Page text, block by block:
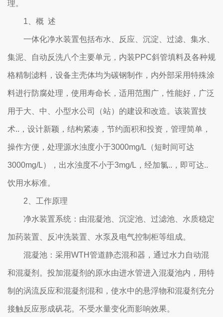
理。
1、概 述
一体化净水装置包括布水、反应、沉淀、过滤、集水、
集泥、自动反洗八个主要单元，内装PPC斜管填料及各种规
格精制滤料，设备主壳体均为碳钢制作，内外部采用特殊涂
料进行防腐处理，使用寿命长，适用范围广，性能好，广泛
用于大、中、小型水公司（站）的建设和改造。该装置技
术..，设计新颖，结构紧凑，节约面积和投资，管理简单，
操作方便，处理源水浊度小于3000mg/L（短时间可达
3000mg/L），出水浊度不小于3mg/L，经加氯..，即可达..
饮用水标准。
2、工作原理
净水装置系统：由混凝池、沉淀池、过滤池、水质稳定
加药装置、反冲洗装置、水泵及电气控制柜等组成。
混凝池：采用WTH管道静态混和器，通过水力自动混
和混凝剂。投加混凝剂的原水由进水管进入混凝池内，用特
制的涡流反应和混凝剂混和，使水中的悬浮物和混凝剂充分
接触反应形成矾花。不受水量变化而影响效果。